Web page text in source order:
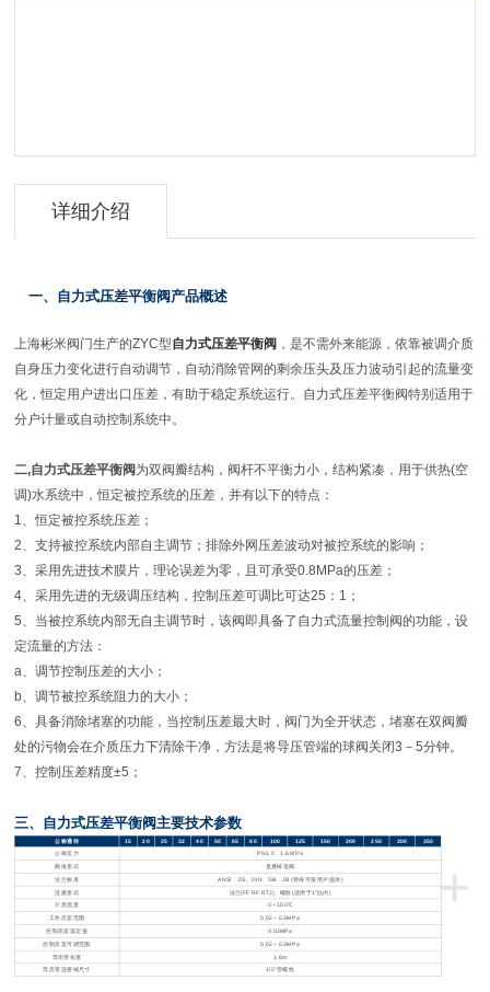
详细介绍
一、自力式压差平衡阀 产品概述
上海彬米阀门生产的ZYC型自力式压差平衡阀 ，是不需外来能源，依靠被调介质
自身压力变化进行自动调节，自动消除管网的剩余压头及压力波动引起的流量变
化，恒定用户进出口压差，有助于稳定系统运行。自力式压差平衡阀特别适用于
分户计量或自动控制系统中。
二,自力式压差平衡阀 为双阀瓣结构，阀杆不平衡力小，结构紧凑，用于供热(空
调)水系统中，恒定被控系统的压差，并有以下的特点：
1、恒定被控系统压差；
2、支持被控系统内部自主调节；排除外网压差波动对被控系统的影响；
3、采用先进技术膜片，理论误差为零，且可承受0.8MPa的压差；
4、采用先进的无级调压结构，控制压差可调比可达25 ： 1 ；
5、当被控系统内部无自主调节时，该阀即具备了自力式流量控制阀的功能，设
定流量的方法：
a、调节控制压差的大小；
b、调节被控系统阻力的大小；
6、具备消除堵塞的功能，当控制压差最大时，阀门为全开状态，堵塞在双阀瓣
处的污物会在介质压力下清除干净，方法是将导压管端的球阀关闭3 －5分钟。
7、控制压差精度±5 ；
三、自力式压差平衡阀主要技术参数
+
公称通径 15 20 25 32 40 50 65 80 100 125 150 200 250 300
350
公称压力
PN1.0 、1.6 MPa
阀体形式 直通铸造阀
法兰标准 ANSI JIS 、DIN 、GB JB (特殊可按用户提供)
连接形式
法兰(FF RF RTJ)、螺纹(适用于1″以内)
介质温度
0～150℃
工作压差范围
0.02～0.3MPa
控制压差设定值
0.02MPa
控制压差可调范围
0.02～0.3MPa
导压管长度
1.6m
导压管连接端尺寸
1/2"管螺纹